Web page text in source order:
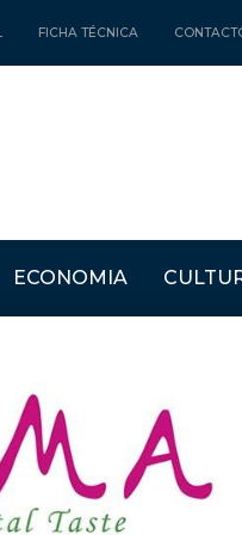
FICHA TÉCNICA
ECONOMIA
MARIA JOSÉ MOURA"